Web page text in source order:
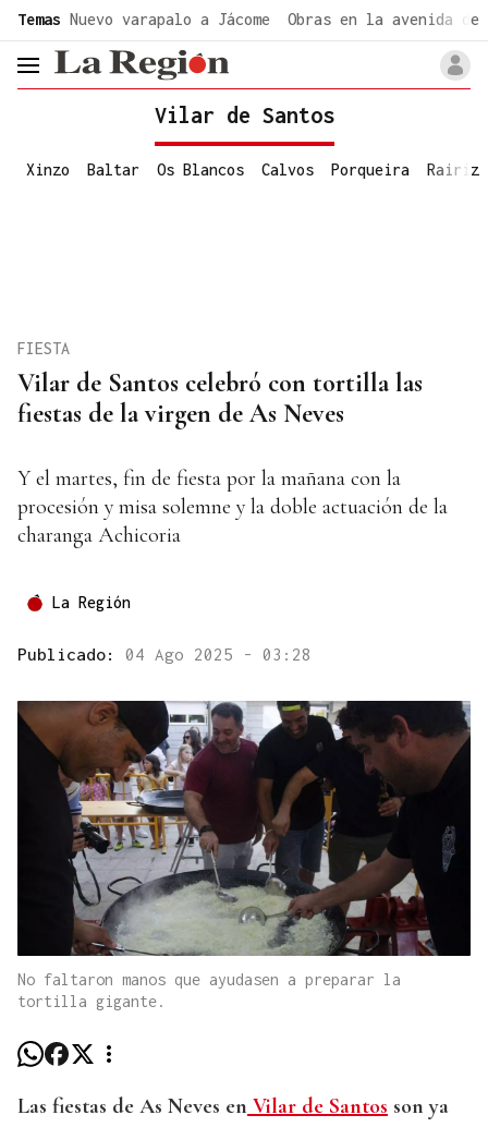
Temas Nuevo varapalo a Jácome Obras en la avenida de
header.menu.open
Vilar de Santos
Xinzo Baltar Os Blancos Calvos Porqueira Rairiz
Vilar de Santos celebró con tortilla las
fiestas de la virgen de As Neves
FIESTA
Y el martes, fin de fiesta por la mañana con la
procesión y misa solemne y la doble actuación de la
charanga Achicoria
La Región
Publicado: 04 Ago 2025 - 03:28
No faltaron manos que ayudasen a preparar la
tortilla gigante.
Las fiestas de As Neves en Vilar de Santos son ya